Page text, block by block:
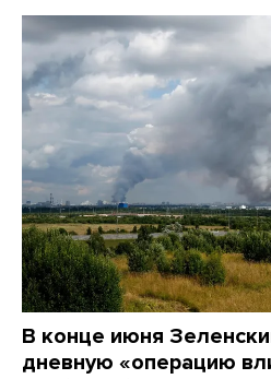
В конце июня
дневную «операцию